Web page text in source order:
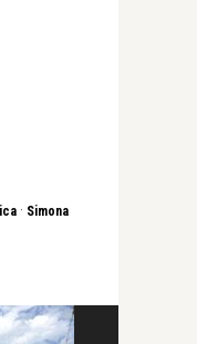
· Simona